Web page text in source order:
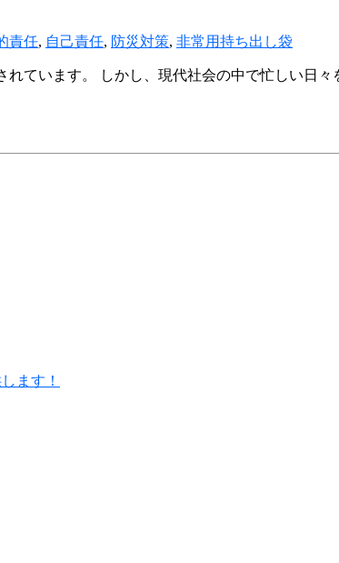
責任, 自己責任, 防災対策, 非常用持ち出し袋
ています。 しかし、現代社会の中で忙しい日
ます！